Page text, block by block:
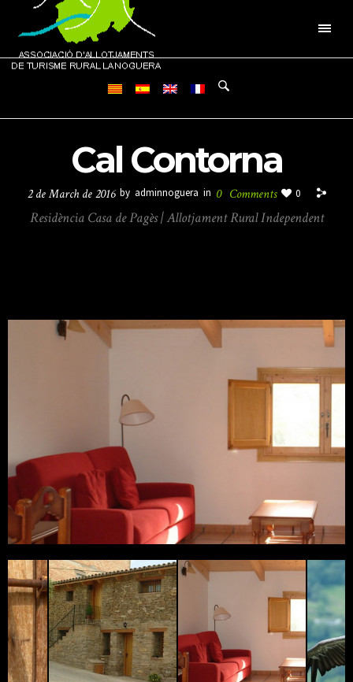
Cal Contorna
2 de March de 2016 by adminnoguera in 0 Comments 0
Residència Casa de Pagès | Allotjament Rural Independent